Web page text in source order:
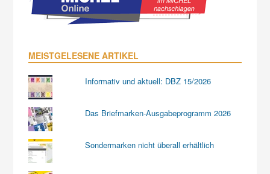
MEISTGELESENE ARTIKEL
Informativ und aktuell: DBZ 15/2026
Das Briefmarken-Ausgabeprogramm 2026
Sondermarken nicht überall erhältlich